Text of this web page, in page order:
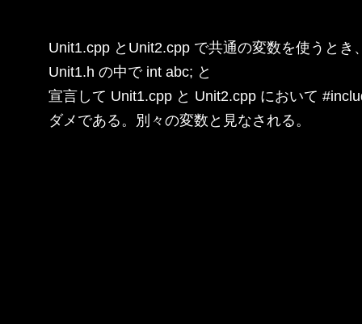
Unit1.cpp とUnit2.cpp で共通の変数を使うとき
Unit1.h の中で int abc; と
宣言して Unit1.cpp と Unit2.cpp において
ダメである。別々の変数と見なされる。